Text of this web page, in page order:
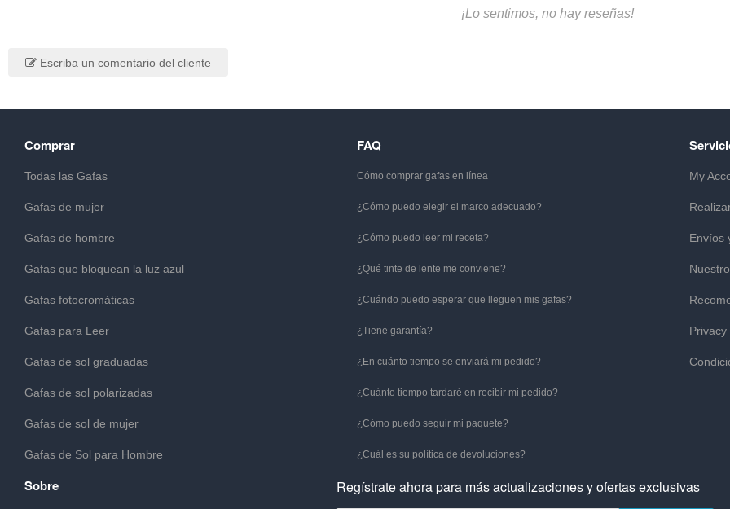
¡Lo sentimos, no hay reseñas!
Escriba un comentario del cliente
Comprar
Todas las Gafas
Gafas de mujer
Gafas de hombre
Gafas que bloquean la luz azul
Gafas fotocromáticas
Gafas para Leer
Gafas de sol graduadas
Gafas de sol polarizadas
Gafas de sol de mujer
Gafas de Sol para Hombre
FAQ
Cómo comprar gafas en línea
¿Cómo puedo elegir el marco adecuado?
¿Cómo puedo leer mi receta?
¿Qué tinte de lente me conviene?
¿Cuándo puedo esperar que lleguen mis gafas?
¿Tiene garantía?
¿En cuánto tiempo se enviará mi pedido?
¿Cuánto tiempo tardaré en recibir mi pedido?
¿Cómo puedo seguir mi paquete?
¿Cuál es su política de devoluciones?
My
Envíos
Privacy
Sobre Regístrate ahora para más actualizaciones y ofertas exclusivas